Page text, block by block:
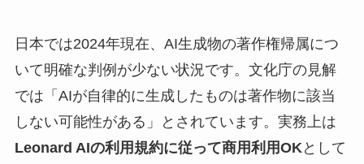
日本では2024年現在、AI生成物の著作権帰属につ
いて明確な判例が少ない状況です。文化庁の見解
では「AIが自律的に生成したものは著作物に該当
しない可能性がある」とされています。実務上は
Leonard AIの利用規約に従って商用利用OK として